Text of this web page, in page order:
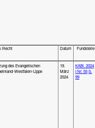
Recht Datum Fundstelle
des Evangelischen
Westfalen-Lippe
19.
März
2024
KABl. 2024
I Nr. 55S.
99